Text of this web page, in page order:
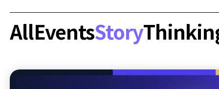
AllEventsStory